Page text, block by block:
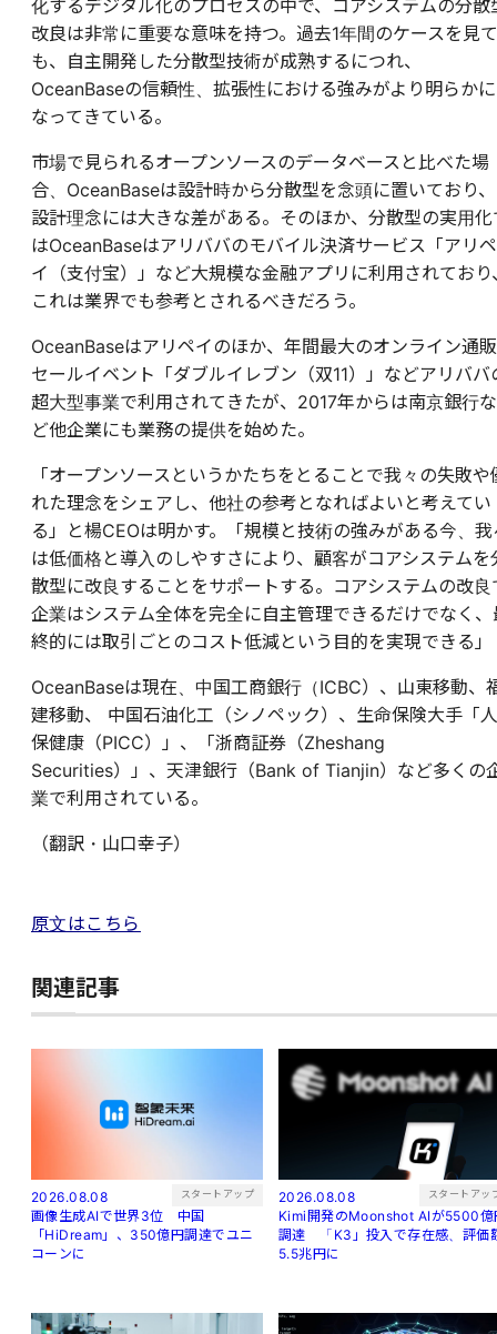
化するデジタル化のプロセスの中で、コアシステムの分散
改良は非常に重要な意味を持つ。過去1年間のケースを見て
も、自主開発した分散型技術が成熟するにつれ、
OceanBaseの信頼性、拡張性における強みがより明らかに
なってきている。
市場で見られるオープンソースのデータベースと比べた場
合、OceanBaseは設計時から分散型を念頭に置いており、
設計理念には大きな差がある。そのほか、分散型の実用化
はOceanBaseはアリババのモバイル決済サービス「アリペ
イ（支付宝）」など大規模な金融アプリに利用されており
これは業界でも参考とされるべきだろう。
OceanBaseはアリペイのほか、年間最大のオンライン通販
セールイベント「ダブルイレブン（双11）」などアリババ
超大型事業で利用されてきたが、2017年からは南京銀行な
ど他企業にも業務の提供を始めた。
「オープンソースというかたちをとることで我々の失敗や
れた理念をシェアし、他社の参考となればよいと考えてい
る」と楊CEOは明かす。「規模と技術の強みがある今、我
は低価格と導入のしやすさにより、顧客がコアシステムを
散型に改良することをサポートする。コアシステムの改良
企業はシステム全体を完全に自主管理できるだけでなく、
終的には取引ごとのコスト低減という目的を実現できる」
OceanBaseは現在、中国工商銀行（ICBC）、山東移動、
建移動、 中国石油化工（シノペック）、生命保険大手「人
保健康（PICC）」、「浙商証券（Zheshang
Securities）」、天津銀行（Bank of Tianjin）など多くの
業で利用されている。
（翻訳・山口幸子）
原文はこちら
関連記事
2026.08.08 スタートアップ
画像生成AIで世界3位 中国
「HiDream」、350億円調達でユニ
コーンに
2026.08.08 スタートアッ
Kimi開発のMoonshot AIが5500億
調達 「K3」投入で存在感、評価
5.5兆円に